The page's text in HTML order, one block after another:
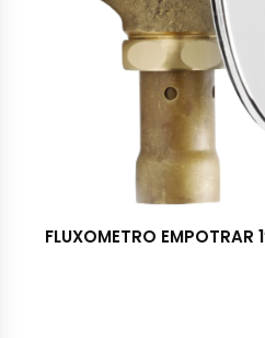
FLUXOMETRO EMPOTRAR